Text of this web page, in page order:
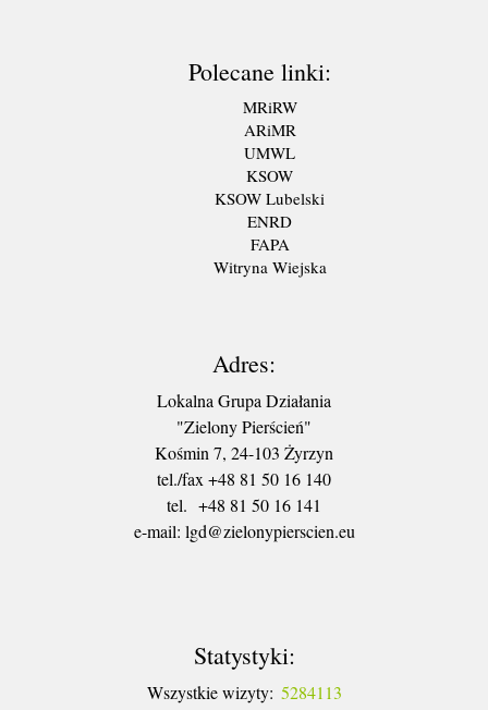
Polecane linki:
MRiRW
ARiMR
UMWL
KSOW
KSOW Lubelski
ENRD
FAPA
Witryna Wiejska
Adres:
Lokalna Grupa Działania
"Zielony Pierścień"
Kośmin 7, 24-103 Żyrzyn
tel./fax +48 81 50 16 140
tel. +48 81 50 16 141
​e-mail: lgd@zielonypierscien.eu
Statystyki:
Wszystkie wizyty: 5284113